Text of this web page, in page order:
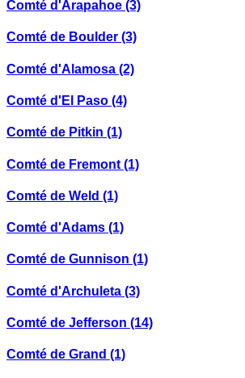
Comté d'Arapahoe (3)
Comté de Boulder (3)
Comté d'Alamosa (2)
Comté d'El Paso (4)
Comté de Pitkin (1)
Comté de Fremont (1)
Comté de Weld (1)
Comté d'Adams (1)
Comté de Gunnison (1)
Comté d'Archuleta (3)
Comté de Jefferson (14)
Comté de Grand (1)